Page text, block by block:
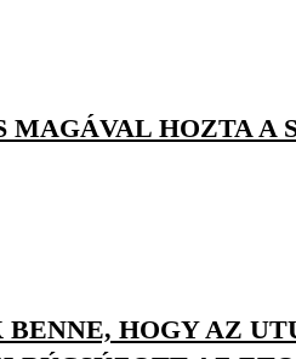
MAGÁVAL HOZTA A
BENNE, HOGY AZ